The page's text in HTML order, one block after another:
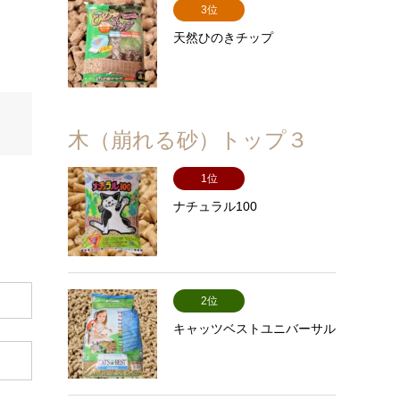
3位
天然ひのきチップ
木（崩れる砂）トップ３
1位
ナチュラル100
2位
キャッツベストユニバーサル